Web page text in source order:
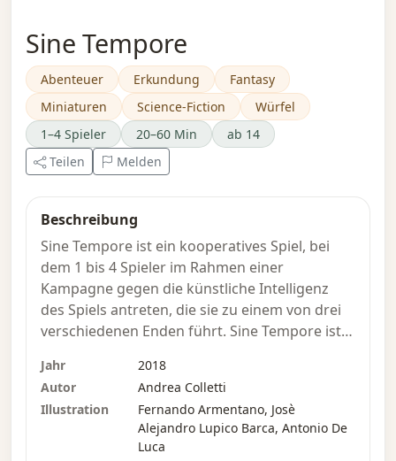
Sine Tempore
Abenteuer Erkundung
Fantasy
Miniaturen
Science-Fiction
Würfel
1–4 Spieler
20–60 Min
ab 14
Teilen
Melden
Beschreibung
Sine Tempore ist ein kooperatives Spiel, bei
dem 1 bis 4 Spieler im Rahmen einer
Kampagne gegen die künstliche Intelligenz
des Spiels antreten, die sie zu einem von drei
verschiedenen Enden führt. Sine Tempore ist
Spieler in die fremdartige Atmosphäre des
Planeten eintauchen lassen und von
spektakulären Szenarien begleitet werden.
Jahr
2018
Autor
Andrea Colletti
Illustration
Fernando Armentano, Josè
Alejandro Lupico Barca, Antonio De
Luca